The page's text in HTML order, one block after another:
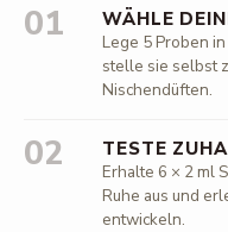
01 WÄHLE
Lege 5 Proben
stelle sie selbst
Nischendüften.
02 TESTE
Erhalte 6 × 2 ml
Ruhe aus und
entwickeln.